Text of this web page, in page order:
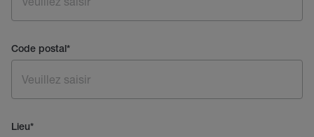
Code postal*
Lieu*